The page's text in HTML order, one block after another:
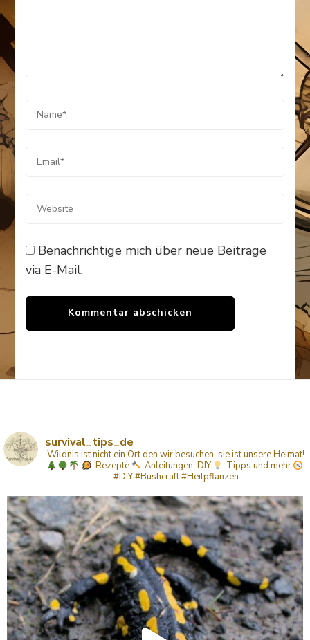
Benachrichtige mich über neue Beiträge
via E-Mail.
survival_tips_de
Wildnis ist nicht ein Ort den wir besuchen, sie ist unsere Heimat!
Rezepte
Anleitungen, DIY Tipps und mehr
#DIY #Bushcraft #Heilpflanzen